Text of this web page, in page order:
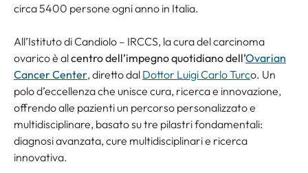
circa 5400 persone ogni anno in Italia.
All’Istituto di Candiolo – IRCCS, la cura del carcinoma
ovarico è alcentro dell’impegno quotidiano dell’Ovarian
Cancer Center, diretto dal Dottor Luigi Carlo Turco. Un
polo d’eccellenza che unisce cura, ricerca e innovazione,
offrendo alle pazienti un percorso personalizzato e
multidisciplinare, basato su tre pilastri fondamentali:
diagnosi avanzata, cure multidisciplinari e ricerca
innovativa.